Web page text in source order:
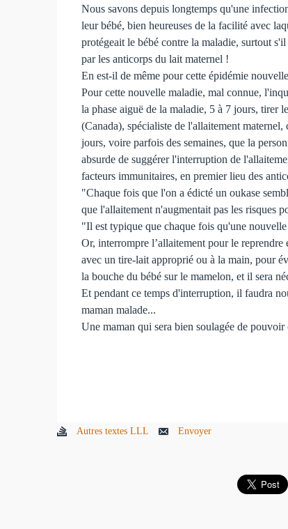
Nous savons depuis longtemps qu'une
leur bébé, bien heureuses de la facilité avec
protégeait le bébé contre la maladie, surtout
par les anticorps du lait maternel !
En est-il de même pour cette épidémie
Pour cette nouvelle maladie, mal connue,
la phase aiguë de la maladie, 5 à 7 jours, tirer
(Canada), spécialiste de l'allaitement
jours, voire parfois des semaines, que la
absurde de suggérer l'interruption de
facteurs immunitaires, en premier lieu des
"Chaque fois que l'on a édicté un oukase
que l'allaitement n'augmentait pas les risques
"Il est typique que chaque fois qu'une
Or, interrompre l’allaitement pour le
avec un tire-lait approprié ou à la main, pour
la bouche du bébé sur le mamelon, et il sera
Et pendant ce temps d'interruption, il faudra
maman malade...
Une maman qui sera bien soulagée de
Autres textes LLL Envoyer